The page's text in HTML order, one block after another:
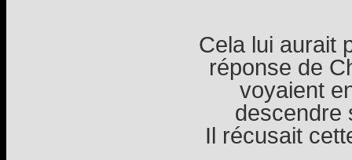
Cela lui aurait
réponse de
voyaient
descendre
Il récusait